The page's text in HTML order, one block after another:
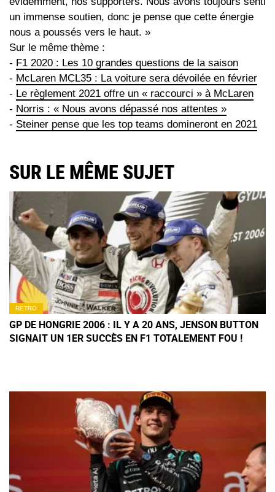
un immense soutien, donc je pense que cette énergie
nous a poussés vers le haut. »
Sur le même thème :
- F1 2020 : Les 10 grandes questions de la saison
- McLaren MCL35 : La voiture sera dévoilée en février
- Le règlement 2021 offre un « raccourci » à McLaren
- Norris : « Nous avons dépassé nos attentes »
- Steiner pense que les top teams domineront en 2021
SUR LE MÊME SUJET
RETRO
GP DE HONGRIE 2006 : IL Y A 20 ANS, JENSON BUTTON
SIGNAIT UN 1ER SUCCÈS EN F1 TOTALEMENT FOU !